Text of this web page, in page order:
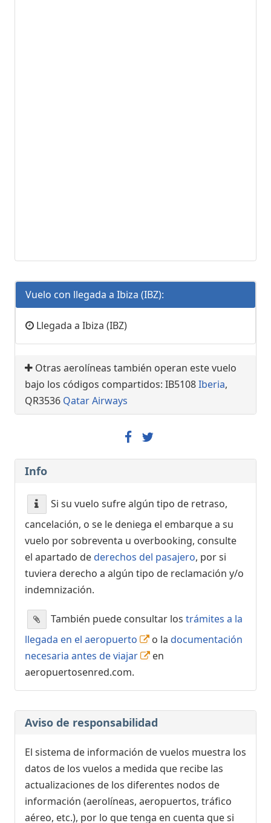
Vuelo con llegada a Ibiza (IBZ):
Llegada a Ibiza (IBZ)
Otras aerolíneas también operan este vuelo
bajo los códigos compartidos: IB5108Iberia,
QR3536 Qatar Airways
Info
Si su vuelo sufre algún tipo de retraso,
cancelación, o se le deniega el embarque a su
vuelo por sobreventa u overbooking, consulte
el apartado dederechos del pasajero, por si
tuviera derecho a algún tipo de reclamación y/o
indemnización.
También puede consultar los trámites a la
llegada en el aeropuerto
o la documentación
necesaria antes de viajar
en
aeropuertosenred.com.
Aviso de responsabilidad
El sistema de información de vuelos muestra los
datos de los vuelos a medida que recibe las
actualizaciones de los diferentes nodos de
información (aerolíneas, aeropuertos, tráfico
aéreo, etc.), por lo que tenga en cuenta que si